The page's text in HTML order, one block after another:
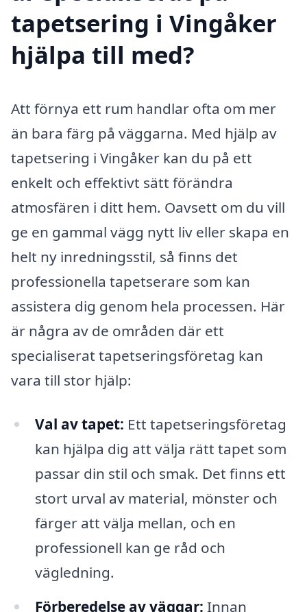
tapetsering i Vingåker
hjälpa till med?
Att förnya ett rum handlar ofta om mer
än bara färg på väggarna. Med hjälp av
tapetsering i Vingåker kan du på ett
enkelt och effektivt sätt förändra
atmosfären i ditt hem. Oavsett om du vill
ge en gammal vägg nytt liv eller skapa en
helt ny inredningsstil, så finns det
professionella tapetserare som kan
assistera dig genom hela processen. Här
är några av de områden där ett
specialiserat tapetseringsföretag kan
vara till stor hjälp:
Val av tapet: Ett tapetseringsföretag
kan hjälpa dig att välja rätt tapet som
passar din stil och smak. Det finns ett
stort urval av material, mönster och
färger att välja mellan, och en
professionell kan ge råd och
vägledning.
Förberedelse av väggar: Innan